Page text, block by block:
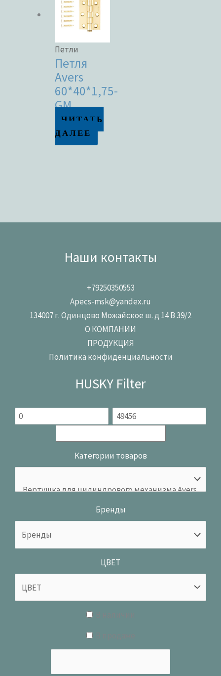
Петли
Петля
Avers
60*40*1,75-
GM
ЧИТАТЬ
ДАЛЕЕ
Наши контакты
+79250350553
Apecs-msk@yandex.ru
134007 г. Одинцово Можайское ш. д 14 В 39/2
О КОМПАНИИ
ПРОДУКЦИЯ
Политика конфиденциальности
HUSKY Filter
Категории товаров
Бренды
ЦВЕТ